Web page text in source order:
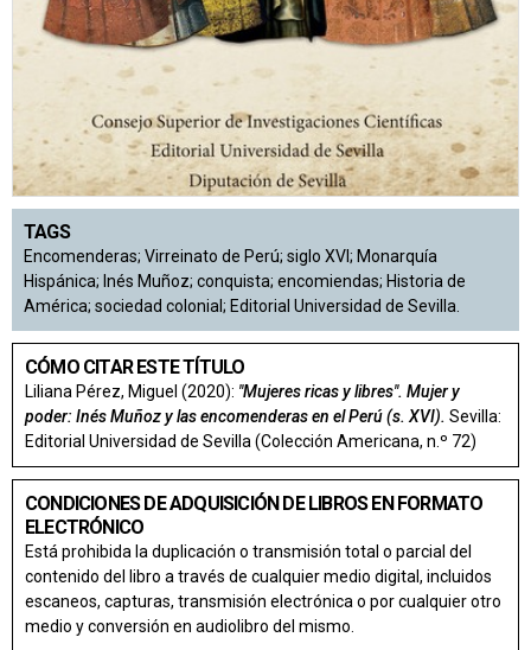
TAGS
Encomenderas; Virreinato de Perú; siglo XVI; Monarquía
Hispánica; Inés Muñoz; conquista; encomiendas; Historia de
América; sociedad colonial; Editorial Universidad de Sevilla.
CÓMO CITAR ESTE TÍTULO
Liliana Pérez, Miguel (2020): "Mujeres ricas y libres". Mujer y
poder: Inés Muñoz y las encomenderas en el Perú (s. XVI). Sevilla:
Editorial Universidad de Sevilla (Colección Americana, n.º 72)
CONDICIONES DE ADQUISICIÓN DE LIBROS EN FORMATO
ELECTRÓNICO
Está prohibida la duplicación o transmisión total o parcial del
contenido del libro a través de cualquier medio digital, incluidos
escaneos, capturas, transmisión electrónica o por cualquier otro
medio y conversión en audiolibro del mismo.